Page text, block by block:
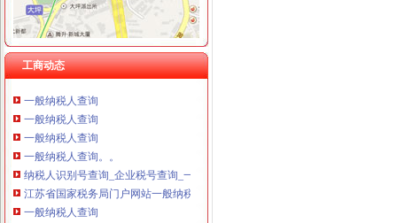
工商动态
重庆一般纳税人申请：路源咨询—专业代办安全生产许可证-重庆爱问
一般纳税人信息查询
一般纳税人查询
怎么查询公司是不是一般纳税人_百度经验
一般纳税人查询
一般纳税人查询
一般纳税人查询。。
纳税人识别号查询_企业税号查询_一般纳税人查询
江苏省国家税务局门户网站一般纳税人查询
一般纳税人查询
河南一般纳税人资格查询入口_河南会计网